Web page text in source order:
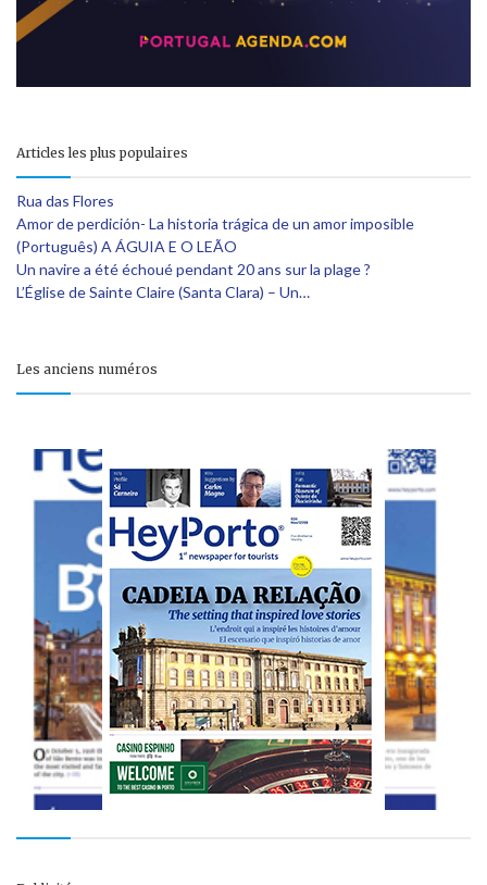
Articles les plus populaires
Rua das Flores
Amor de perdición- La historia trágica de un amor imposible
(Português) A ÁGUIA E O LEÃO
Un navire a été échoué pendant 20 ans sur la plage ?
L’Église de Sainte Claire (Santa Clara) – Un…
Les anciens numéros